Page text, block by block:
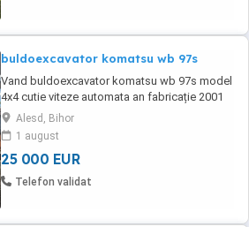
buldoexcavator komatsu wb 97s
Vand buldoexcavator komatsu wb 97s model
4x4 cutie viteze automata an fabricație 2001
are 3 moduri de virare sistem antibalans
instalație picon cupa multi functionalä lame
paleti brat extensibil cupa fata are prindere
rapida , in stare perfecta de funcționare, acte
înmatriculat. Pret 25.000 euro n ...
Alesd, Bihor
1 august
25 000 EUR
Telefon validat